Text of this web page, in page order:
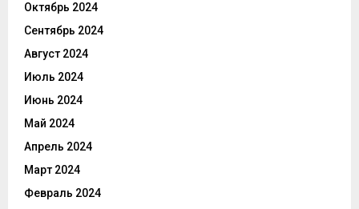
Октябрь 2024
Сентябрь 2024
Август 2024
Июль 2024
Июнь 2024
Май 2024
Апрель 2024
Март 2024
Февраль 2024